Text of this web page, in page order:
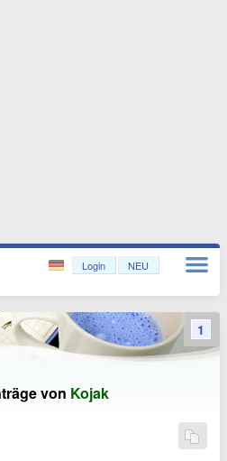
Login NEU
von Kojak
1